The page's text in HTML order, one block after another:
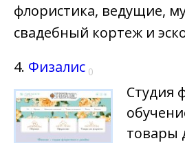
флористика, ведущие,
свадебный кортеж и
4. Физалис 0
Студия
товары